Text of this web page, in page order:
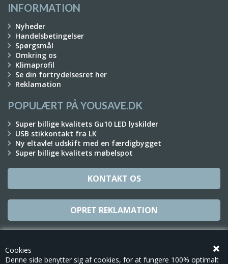
Cookies
Denne side benytter sig af cookies, for at fungere 100% optimalt
INFORMATION
Nyheder
Handelsbetingelser
Spørgsmål
Omkring os
Klimaprofil
Se din fortrydelsesret her
Reklamation
POPULÆRT PÅ YOUSAVE.DK
Super billige kvalitets Gu10 LED lyskilder
USB stikkontakt fra LK
Ny eltavle! udskift med en færdigbygget
Super billige kvalitets møbelspot
KONTAKT OS
OPRET REKLAMATION